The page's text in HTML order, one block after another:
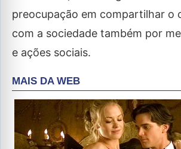
preocupação em compartilhar o
com a sociedade também por
e ações sociais.